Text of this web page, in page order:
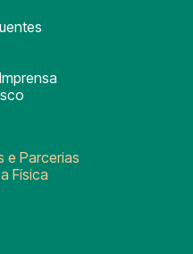
e Parcerias
Física